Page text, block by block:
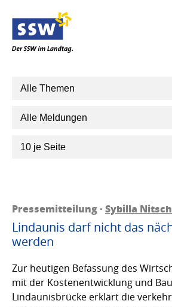
Pressemitteilung · Sybilla Nitsch
Lindaunis darf nicht das
werden
Zur heutigen Befassung des
mit der Kostenentwicklung und
Lindaunisbrücke erklärt die